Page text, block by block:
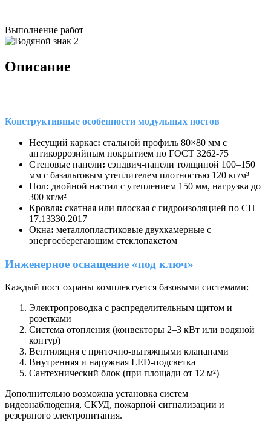
Выполнение работ
Описание
Конструктивные особенности модульных постов
Несущий каркас: стальной профиль 80×80 мм с
антикоррозийным покрытием по ГОСТ 3262-75
Стеновые панели: сэндвич-панели толщиной 100–150
мм с базальтовым утеплителем плотностью 120 кг/м³
Пол: двойной настил с утеплением 150 мм, нагрузка до
300 кг/м²
Кровля: скатная или плоская с гидроизоляцией по СП
17.13330.2017
Окна: металлопластиковые двухкамерные с
энергосберегающим стеклопакетом
Инженерное оснащение «под ключ»
Каждый пост охраны комплектуется базовыми системами:
Электропроводка с распределительным щитом и
розетками
Система отопления (конвекторы 2–3 кВт или водяной
контур)
Вентиляция с приточно-вытяжными клапанами
Внутренняя и наружная LED-подсветка
Сантехнический блок (при площади от 12 м²)
Дополнительно возможна установка систем
видеонаблюдения, СКУД, пожарной сигнализации и
резервного электропитания.